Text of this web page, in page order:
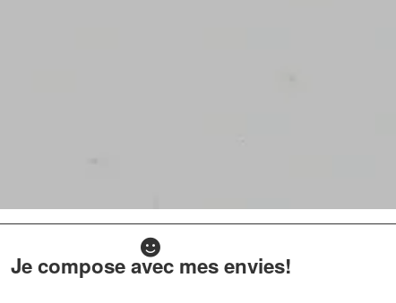
Je compose avec mes envies!